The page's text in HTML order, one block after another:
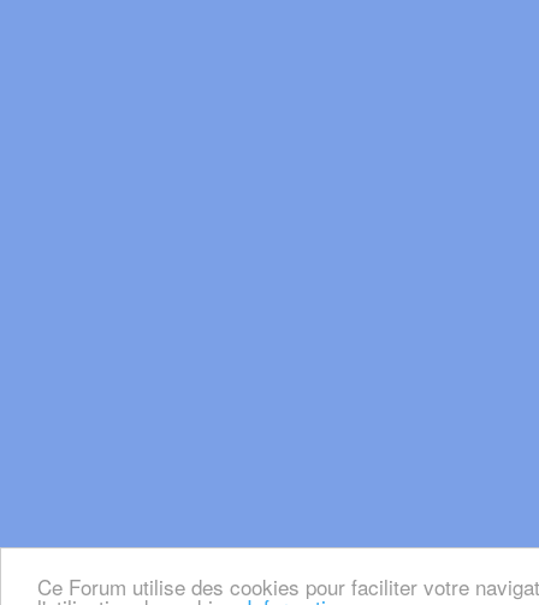
Ce Forum utilise des cookies pour faciliter votre